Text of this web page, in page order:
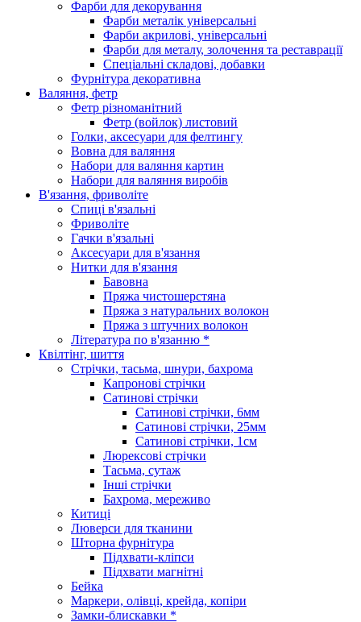
Фарби для декорування
Фарби металік універсальні
Фарби акрилові, універсальні
Фарби для металу, золочення та реставрації
Спеціальні складові, добавки
Фурнітура декоративна
Валяння, фетр
Фетр різноманітний
Фетр (войлок) листовий
Голки, аксесуари для фелтингу
Вовна для валяння
Набори для валяння картин
Набори для валяння виробів
В'язання, фриволіте
Спиці в'язальні
Фриволіте
Гачки в'язальні
Аксесуари для в'язання
Нитки для в'язання
Бавовна
Пряжа чистошерстяна
Пряжа з натуральних волокон
Пряжа з штучних волокон
Література по в'язанню *
Квілтінг, шиття
Стрічки, тасьма, шнури, бахрома
Капронові стрічки
Сатинові стрічки
Сатинові стрічки, 6мм
Сатинові стрічки, 25мм
Сатинові стрічки, 1см
Люрексові стрічки
Тасьма, сутаж
Інші стрічки
Бахрома, мереживо
Китиці
Люверси для тканини
Шторна фурнітура
Підхвати-кліпси
Підхвати магнітні
Бейка
Маркери, олівці, крейда, копіри
Замки-блискавки *